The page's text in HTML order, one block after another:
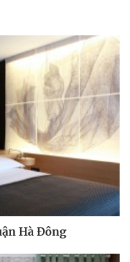
Hà Đông